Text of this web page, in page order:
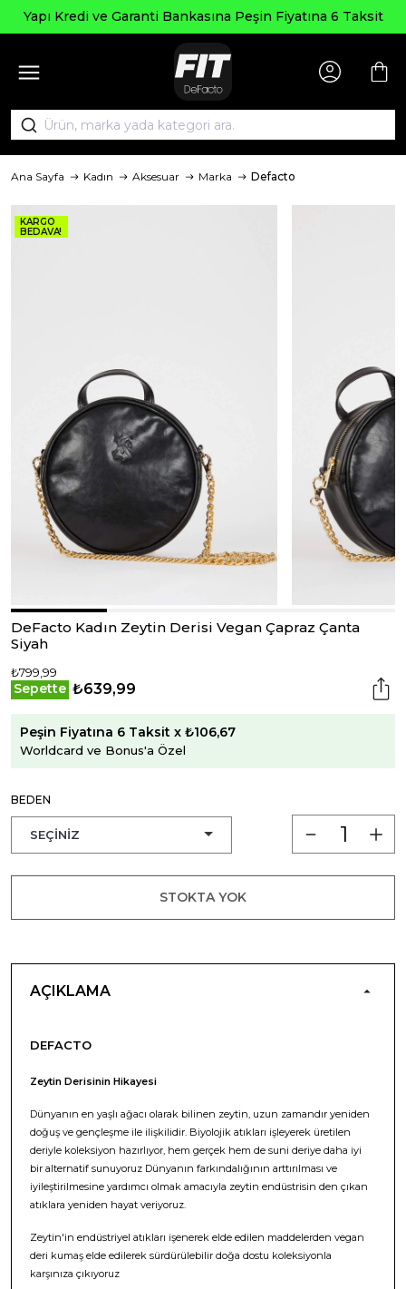
Yapı Kredi ve Garanti Bankasına Peşin Fiyatına 6 Taksit
Ana Sayfa Kadın Aksesuar Marka Defacto
KARGO
BEDAVA!
DeFacto Kadın Zeytin Derisi Vegan Çapraz Çanta
Siyah
₺799,99
Sepette ₺639,99
Peşin Fiyatına 6 Taksit x ₺106,67
Worldcard ve Bonus'a Özel
BEDEN
STOKTA YOK
AÇIKLAMA
DEFACTO
Zeytin Derisinin Hikayesi
Dünyanın en yaşlı ağacı olarak bilinen zeytin, uzun zamandır yeniden
doğuş ve gençleşme ile ilişkilidir. Biyolojik atıkları işleyerek üretilen
deriyle koleksiyon hazırlıyor, hem gerçek hem de suni deriye daha iyi
bir alternatif sunuyoruz Dünyanın farkındalığının arttırılması ve
iyileştirilmesine yardımcı olmak amacıyla zeytin endüstrisin den çıkan
atıklara yeniden hayat veriyoruz.
Zeytin'in endüstriyel atıkları işenerek elde edilen maddelerden vegan
deri kumaş elde edilerek sürdürülebilir doğa dostu koleksiyonla
karşınıza çıkıyoruz